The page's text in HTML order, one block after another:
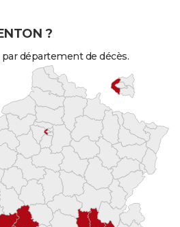
?
département de décès.